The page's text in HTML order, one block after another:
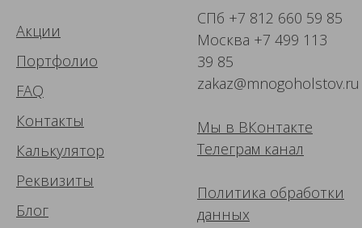
Акции
Портфолио
FAQ
Контакты
Калькулятор
Реквизиты
Блог
СПб +7 812 660 59 85
Москва +7 499 113
39 85
zakaz@mnogoholstov.ru
Мы в ВКонтакте
Телеграм канал
Политика обработки
данных